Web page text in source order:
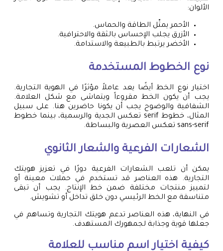
الألوان:
الأحمر يمثّل الطاقة والحماس.
الأزرق يجلب الإحساس بالثقة والاحترافية.
الأخضر يرتبط بالطبيعة والاستدامة.
نوع الخطوط المستخدمة
اختيار نوع الخط أيضًا يعد عاملاً مؤثرًا في الهوية التجارية.
يجب أن يكون الخط مقروءاً ويتماشى مع شكل العلامة.
الشفافية والوضوح يجب أن يكونا حاضرين هنا. على سبيل
المثال، خطوط serif تعكس الجدية والرسمية، بينما خطوط
sans-serif تعكس العصرية والبساطة.
الشعارات الفرعية والشعار الثانوي
يمكن أن تلعب الشعارات الفرعية دورًا في تعزيز هويتك
التجارية. هذه العناصر قد تستخدم في حملات معينة أو
لتمييز منتجات مختلفة ضمن خط الإنتاج. يجب أن تبقى
متناسقة مع الخط الرئيسي دون خلق تداخل أو تشويش.
في النهاية، هذه العناصر تدعم هويتك التجارية وتساهم في
جعلها قوية وجذابة لجمهورك المستهدف.
كيفية اختيار اسم مناسب للعلامة